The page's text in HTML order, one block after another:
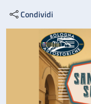
Condividi